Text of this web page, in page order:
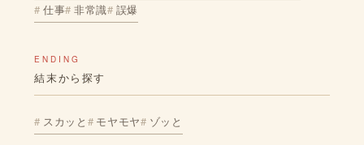
仕事 非常識 誤爆
ENDING
結末から探す
スカッと モヤモヤ ゾッと